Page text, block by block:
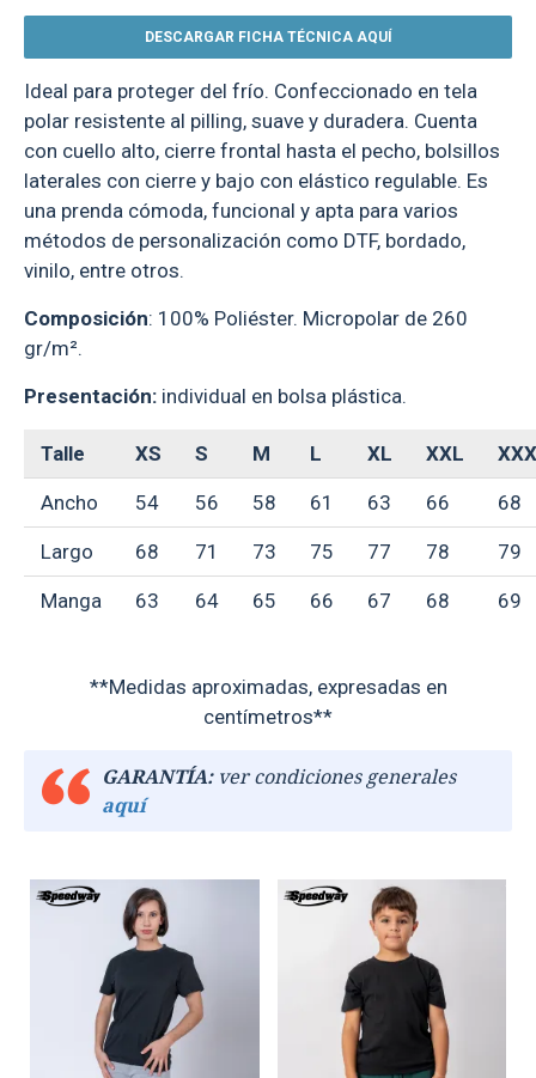
DESCARGAR FICHA TÉCNICA AQUÍ
Ideal para proteger del frío. Confeccionado en tela
polar resistente al pilling, suave y duradera. Cuenta
con cuello alto, cierre frontal hasta el pecho, bolsillos
laterales con cierre y bajo con elástico regulable. Es
una prenda cómoda, funcional y apta para varios
métodos de personalización como DTF, bordado,
vinilo, entre otros.
Composición: 100% Poliéster. Micropolar de 260
gr/m².
Presentación: individual en bolsa plástica.
Talle XS S M L XL XXL
Ancho 54 56 58 61 63 66 68
Largo 68 71 73 75 77 78 79
Manga 63 64 65 66 67 68 69
**Medidas aproximadas, expresadas en
centímetros**
GARANTÍA:ver condiciones generales
aquí
TEXTTRANSPARENTE TEXTTRANSPARENTE